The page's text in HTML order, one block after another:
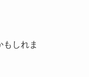
しれま